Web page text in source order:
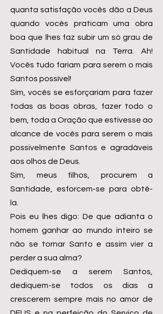
quanta satisfação vocês dão a Deus
quando vocês praticam uma obra
boa que lhes faz subir um só grau de
Santidade habitual na Terra. Ah!
Vocês tudo fariam para serem o mais
Santos possível!
Sim, vocês se esforçariam para fazer
todas as boas obras, fazer todo o
bem, toda a Oração que estivesse ao
alcance de vocês para serem o mais
possivelmente Santos e agradáveis
aos olhos de Deus.
Sim, meus filhos, procurem a
Santidade, esforcem-se para obtê-
la.
Pois eu lhes digo: De que adianta o
homem ganhar ao mundo inteiro se
não se tornar Santo e assim vier a
perder a sua alma?
Dediquem-se a serem Santos,
dediquem-se todos os dias a
crescerem sempre mais no amor de